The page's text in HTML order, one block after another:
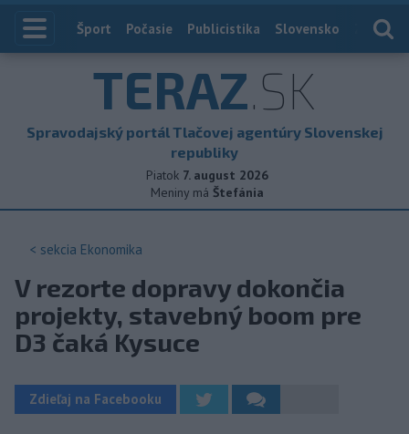
Index
Šport Počasie Publicistika Slovensko
TERAZ.SK
Spravodajský portál Tlačovej agentúry Slovenskej
republiky
Piatok 7. august 2026
Meniny má Štefánia
< sekcia Ekonomika
V rezorte dopravy dokončia
projekty, stavebný boom pre
D3 čaká Kysuce
Zdieľaj na Facebooku